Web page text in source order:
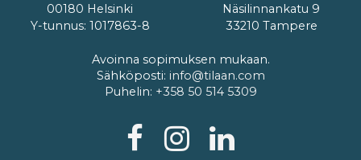
00180 Helsinki
Y-tunnus: 1017863-8
Näsilinnankatu 9
33210 Tampere
Avoinna sopimuksen mukaan.
Sähköposti: info@tilaan.com
Puhelin: +358 50 514 5309